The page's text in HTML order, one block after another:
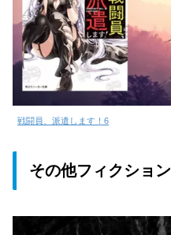
戦闘員、派遣します！6
その他フィクション